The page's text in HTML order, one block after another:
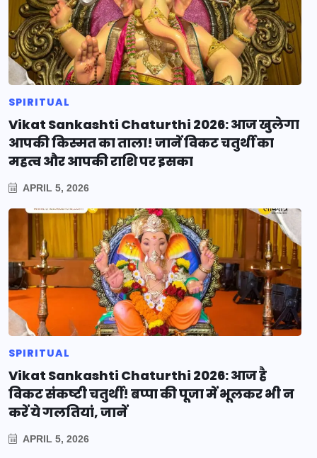
SPIRITUAL
Vikat Sankashti Chaturthi 2026: आज खुलेगा
आपकी किस्मत का ताला! जानें विकट चतुर्थी का
महत्व और आपकी राशि पर इसका
APRIL 5, 2026
SPIRITUAL
Vikat Sankashti Chaturthi 2026: आज है
विकट संकष्टी चतुर्थी! बप्पा की पूजा में भूलकर भी न
करें ये गलतियां, जानें
APRIL 5, 2026